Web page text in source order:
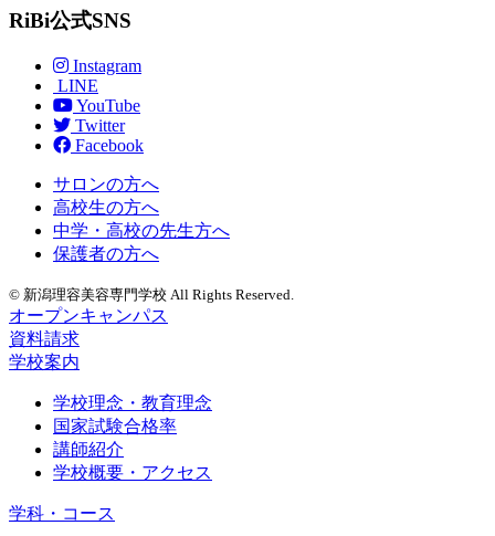
RiBi公式SNS
Instagram
LINE
YouTube
Twitter
Facebook
サロンの方へ
高校生の方へ
中学・高校の先生方へ
保護者の方へ
© 新潟理容美容専門学校 All Rights Reserved.
オープンキャンパス
資料請求
学校案内
学校理念・教育理念
国家試験合格率
講師紹介
学校概要・アクセス
学科・コース